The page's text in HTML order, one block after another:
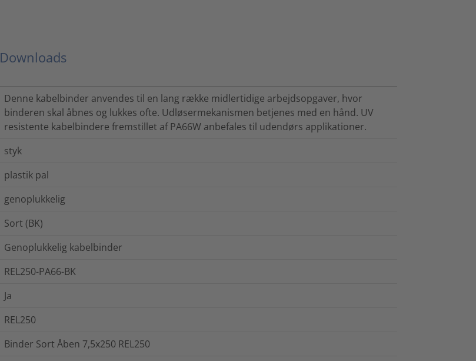
Downloads
Denne kabelbinder anvendes til en lang række midlertidige arbejdsopgaver, hvor
binderen skal åbnes og lukkes ofte. Udløsermekanismen betjenes med en hånd. UV
resistente kabelbindere fremstillet af PA66W anbefales til udendørs applikationer.
styk
plastik pal
genoplukkelig
Sort (BK)
Genoplukkelig kabelbinder
REL250-PA66-BK
Ja
REL250
Binder Sort Åben 7,5x250 REL250